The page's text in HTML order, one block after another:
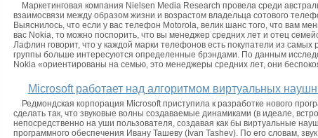
Маркетинговая компания Nielsen Media Research провела среди
взаимосвязи между образом жизни и возрастом владельца сотового
Выяснилось, что если у вас телефон Motorola, велик шанс того, что вам
вас Nokia, то можно поспорить, что вы менеджер средних лет и отец
Лафлин говорит, что у каждой марки телефонов есть покупатели из самых
группы больше интересуются определенные брэндами. По данным
Nokia «ориентированы на семью, это менеджеры средних лет, они
Microsoft работает над алгоритмом виртуальных
Редмондская корпорация Microsoft приступила к разработке нового
сделать так, что звуковые волны создаваемые динамиками (в идеале,
непосредственно на уши пользователя, создавая как бы виртуальные
программного обеспечения Ивану Ташеву (Ivan Tashev). По его словам,